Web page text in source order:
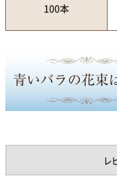
100本
レ